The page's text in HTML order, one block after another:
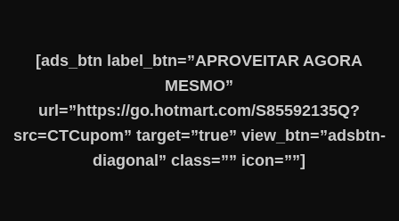
[ads_btn label_btn=”APROVEITAR AGORA
MESMO”
url=”https://go.hotmart.com/S85592135Q?
src=CTCupom” target=”true” view_btn=”adsbtn-
diagonal” class=”” icon=””]